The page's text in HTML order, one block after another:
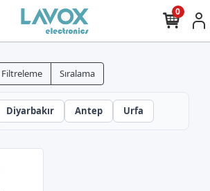
0
Filtreleme Sıralama
Diyarbakır Antep Urfa